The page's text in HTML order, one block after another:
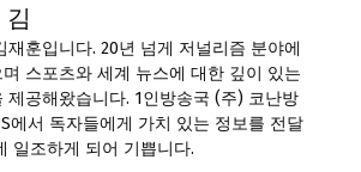
재훈입니다. 20년 넘게 저널리즘 분야에
며 스포츠와 세계 뉴스에 대한 깊이 있는
제공해왔습니다. 1인방송국 (주) 코난방
에서 독자들에게 가치 있는 정보를 전달
일조하게 되어 기쁩니다.